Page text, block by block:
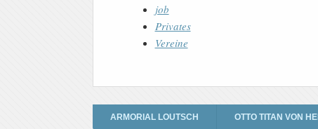
job
Privates
Vereine
ARMORIAL LOUTSCH OTTO TITAN VON